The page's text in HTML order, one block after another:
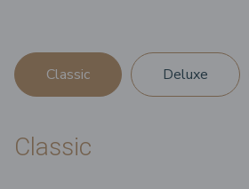
Classic Deluxe
Classic